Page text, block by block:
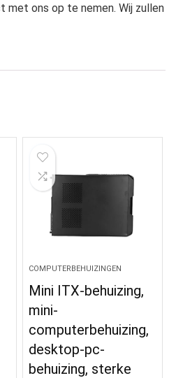
met ons op te nemen. Wij zullen
COMPUTERBEHUIZINGEN
Mini ITX-behuizing,
mini-
computerbehuizing,
desktop-pc-
behuizing, sterke